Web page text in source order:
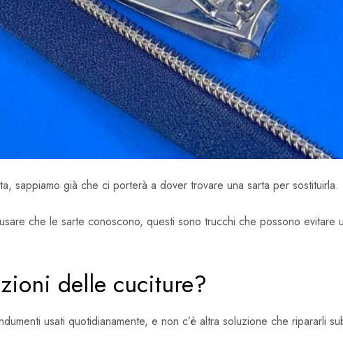
sappiamo già che ci porterà a dover trovare una sarta per sostituirla.
che le sarte conoscono, questi sono trucchi che possono evitare
delle cuciture?
usati quotidianamente, e non c’è altra soluzione che ripararli